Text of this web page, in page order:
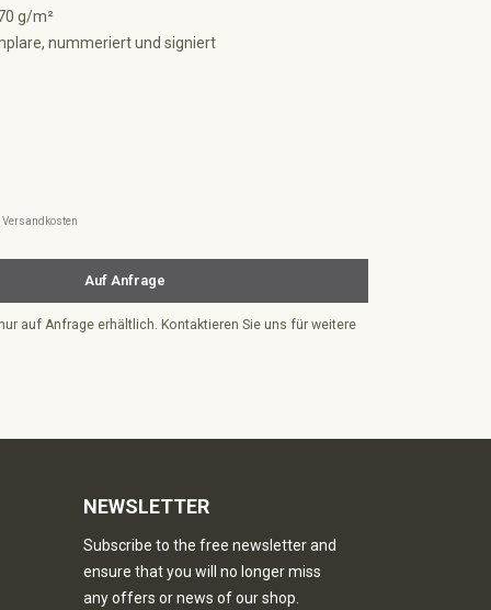
g/m²
nummeriert und signiert
Auf Anfrage
auf Anfrage erhältlich. Kontaktieren Sie uns für weitere
NEWSLETTER
Subscribe to the free newsletter and
ensure that you will no longer miss
any offers or news of our shop.